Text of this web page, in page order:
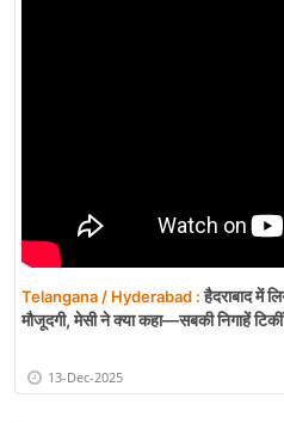
Telangana / Hyderabad :हैदराबाद में
मौजूदगी, मेसी ने क्या कहा—सबकी निगाहें टिकीं
13-Dec-2025